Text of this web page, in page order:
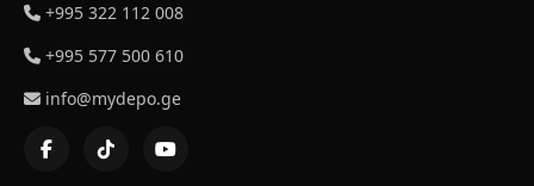
+995 322 112 008
+995 577 500 610
info@mydepo.ge